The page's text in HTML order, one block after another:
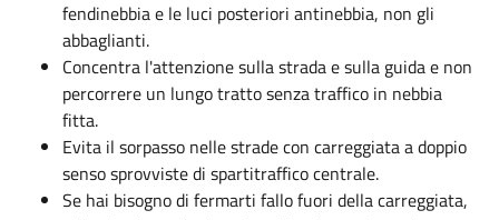
fendinebbia e le luci posteriori antinebbia, non gli
abbaglianti.
Concentra l'attenzione sulla strada e sulla guida e non
percorrere un lungo tratto senza traffico in nebbia
fitta.
Evita il sorpasso nelle strade con carreggiata a doppio
senso sprovviste di spartitraffico centrale.
Se hai bisogno di fermarti fallo fuori della carreggiata,